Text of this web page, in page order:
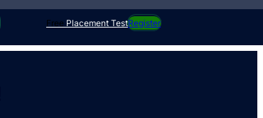
Free Placement TestRegister